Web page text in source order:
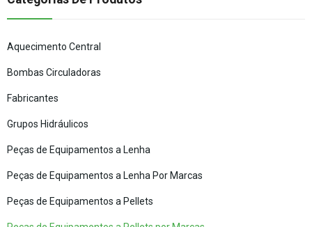
Aquecimento Central
Bombas Circuladoras
Fabricantes
Grupos Hidráulicos
Peças de Equipamentos a Lenha
Peças de Equipamentos a Lenha Por Marcas
Peças de Equipamentos a Pellets